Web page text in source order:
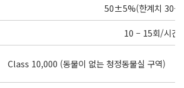
50±5%(한계치
10 – 15회/시간
Class 10,000 (동물이 없는 청정동물실 구역)